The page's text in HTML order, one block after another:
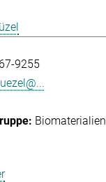
9255
Biomaterialien